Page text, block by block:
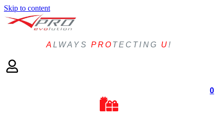
Skip to content
ALWAYS PRO TECTING U!
0